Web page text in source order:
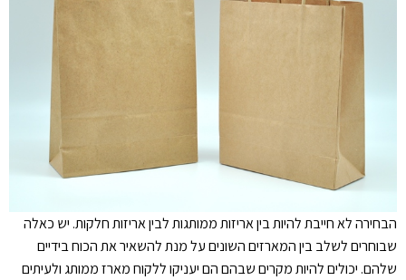
הבחירה לא חייבת להיות בין אריזות ממותגות לבין אריזות חלקות. יש כאלה
שבוחרים לשלב בין המארזים השונים על מנת להשאיר את הכוח בידיים
שלהם. יכולים להיות מקרים שבהם הם יעניקו ללקוח מארז ממותג ולעיתים